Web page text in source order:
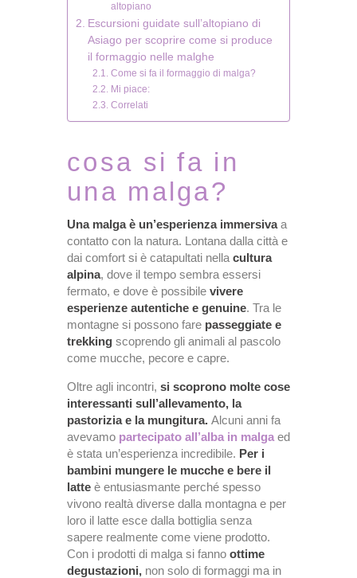
altopiano
Escursioni guidate sull’altopiano di
Asiago per scoprire come si produce
il formaggio nelle malghe
Come si fa il formaggio di malga?
Mi piace:
Correlati
cosa si fa in
una malga?
Una malga è un’esperienza immersivaa
contatto con la natura. Lontana dalla città e
dai comfort si è catapultati nella cultura
alpina, dove il tempo sembra essersi
fermato, e dove è possibile vivere
esperienze autentiche e genuine. Tra le
montagne si possono fare passeggiate e
trekking scoprendo gli animali al pascolo
come mucche, pecore e capre.
Oltre agli incontri, si scoprono molte cose
interessanti sull’allevamento, la
pastorizia e la mungitura. Alcuni anni fa
avevamo partecipato all’alba in malga ed
è stata un’esperienza incredibile. Per i
bambini mungere le mucche e bere il
latte è entusiasmante perché spesso
vivono realtà diverse dalla montagna e per
loro il latte esce dalla bottiglia senza
sapere realmente come viene prodotto.
Con i prodotti di malga si fanno ottime
degustazioni, non solo di formaggi ma in